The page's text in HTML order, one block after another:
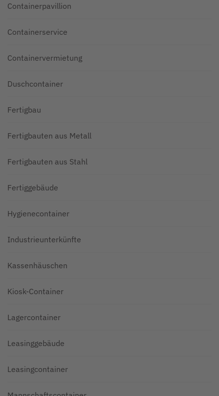
Containerpavillion
Containerservice
Containervermietung
Duschcontainer
Fertigbau
Fertigbauten aus Metall
Fertigbauten aus Stahl
Fertiggebäude
Hygienecontainer
Industrieunterkünfte
Kassenhäuschen
Kiosk-Container
Lagercontainer
Leasinggebäude
Leasingcontainer